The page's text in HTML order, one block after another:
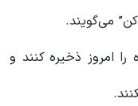
می‌گویند.
را امروز ذخیره کنند و